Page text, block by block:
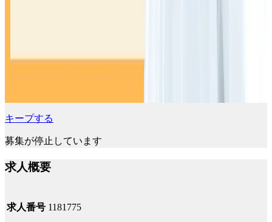
キープする
募集が停止しています
求人概要
求人番号 1181775